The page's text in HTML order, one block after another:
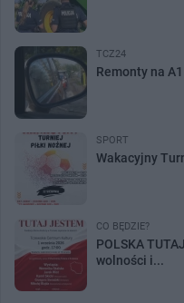
TCZ24
Remonty na
SPORT
Wakacyjny
CO BĘDZIE?
POLSKA
wolności i...